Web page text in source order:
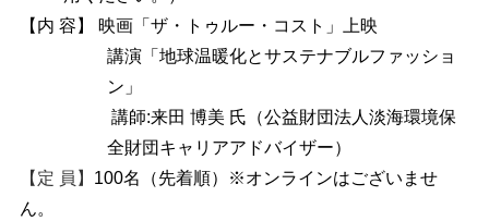
【内 容】 映画「ザ・トゥルー・コスト」上映
講演「地球温暖化とサステナブルファッショ
ン」
講師:来田 博美 氏（公益財団法人淡海環境保
全財団キャリアアドバイザー）
【定 員】 100名（先着順）※オンラインはございませ
ん。